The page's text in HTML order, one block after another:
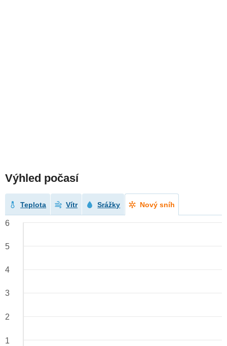
Výhled počasí
Teplota Vítr Srážky Nový sníh
6
5
4
3
2
1